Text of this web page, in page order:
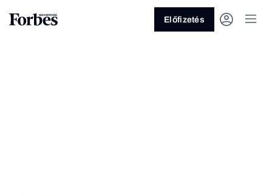
Előfizetés